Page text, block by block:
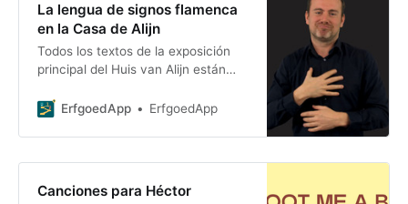
La lengua de signos flamenca
en la Casa de Alijn
Todos los textos de la exposición
principal del Huis van Alijn están
flamenca. Escanea un texto en el
ErfgoedApp ErfgoedApp
Canciones para Héctor